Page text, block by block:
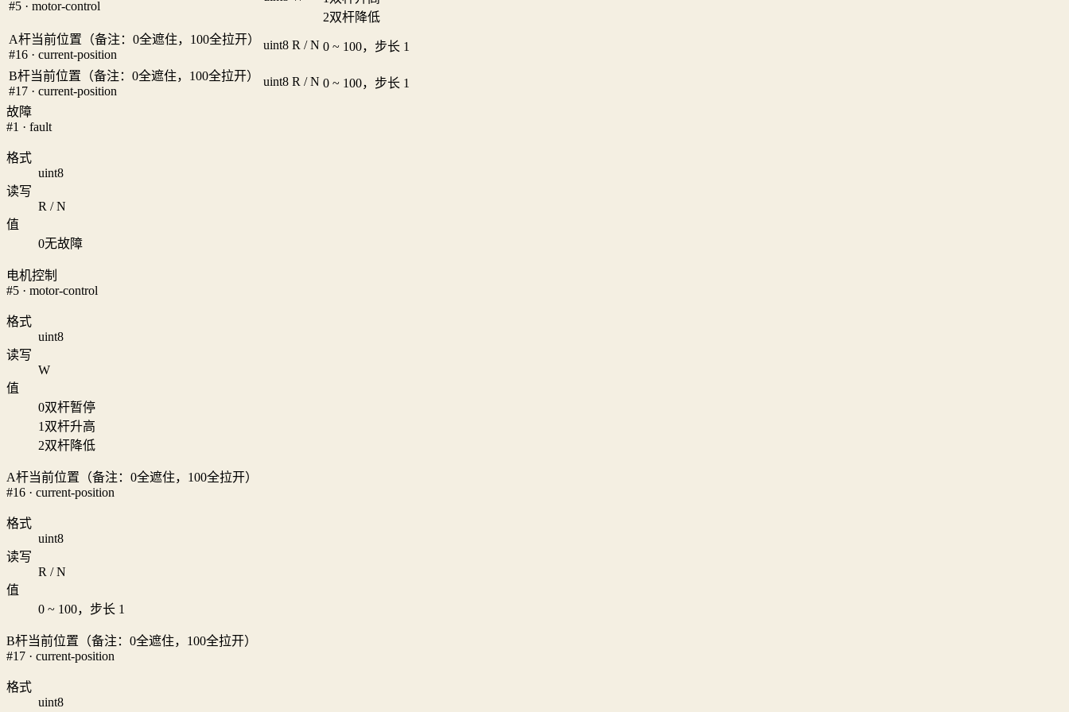
#5 · motor-control
2双杆降低
A杆当前位置（备注：0全遮住，100全拉开）
#16 · current-position
uint8 R / N 0 ~ 100，步长 1
B杆当前位置（备注：0全遮住，100全拉开）
#17 · current-position
uint8 R / N 0 ~ 100，步长 1
故障
#1 · fault
格式
uint8
读写
R / N
值
0无故障
电机控制
#5 · motor-control
格式
uint8
读写
W
值
0双杆暂停
1 双杆升高
2双杆降低
A杆当前位置（备注：0全遮住，100全拉开）
#16 · current-position
格式
uint8
读写
R / N
值
0 ~ 100，步长 1
B杆当前位置（备注：0全遮住，100全拉开）
#17 · current-position
格式
uint8